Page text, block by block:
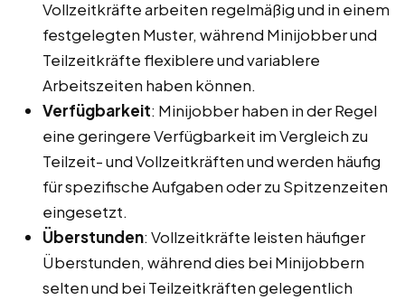
Vollzeitkräfte arbeiten regelmäßig und in einem
festgelegten Muster, während Minijobber und
Teilzeitkräfte flexiblere und variablere
Arbeitszeiten haben können.
Verfügbarkeit: Minijobber haben in der Regel
eine geringere Verfügbarkeit im Vergleich zu
Teilzeit- und Vollzeitkräften und werden häufig
für spezifische Aufgaben oder zu Spitzenzeiten
eingesetzt.
Überstunden: Vollzeitkräfte leisten häufiger
Überstunden, während dies bei Minijobbern
selten und bei Teilzeitkräften gelegentlich